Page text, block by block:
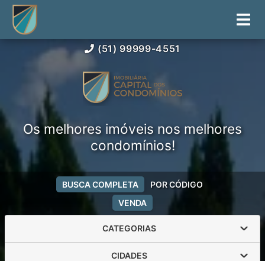
(51) 99999-4551
Os melhores imóveis nos melhores
condomínios!
VENDA
BUSCA COMPLETA POR CÓDIGO
CATEGORIAS
CIDADES